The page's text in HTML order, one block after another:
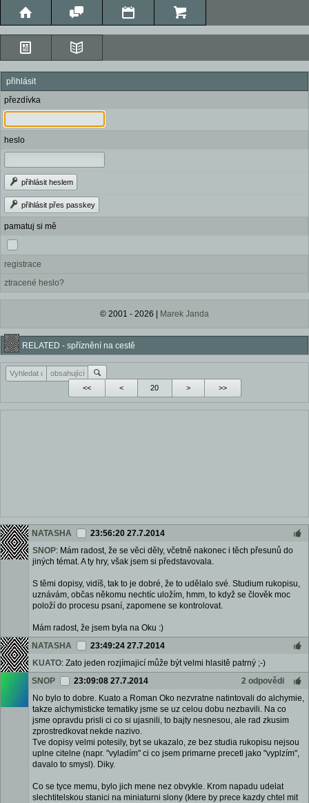
přihlásit
přezdívka
heslo
přihlásit heslem
přihlásit přes passkey
pamatuj si mě
registrace
ztracené heslo?
© 2001 - 2026 | Marek Janda
RELATED - spříznění na cestě
<< < > >>
NATASHA
23:56:20 27.7.2014
SNOP: Mám radost, že se věci děly, včetně nakonec i těch přesunů do
jiných témat. A ty hry, však jsem si představovala.
S těmi dopisy, vidíš, tak to je dobré, že to udělalo své. Studium rukopisu,
uznávám, občas někomu nechtíc uložím, hmm, to když se člověk moc
položí do procesu psaní, zapomene se kontrolovat.
Mám radost, že jsem byla na Oku :)
NATASHA
23:49:24 27.7.2014
KUATO: Zato jeden rozjímajicí může být velmi hlasitě patrný ;-)
SNOP
23:09:08 27.7.2014
2 odpovědi
No bylo to dobre. Kuato a Roman Oko nezvratne natintovali do alchymie,
takze alchymisticke tematiky jsme se uz celou dobu nezbavili. Na co
jsme opravdu prisli ci co si ujasnili, to bajty nesnesou, ale rad zkusim
zprostredkovat nekde nazivo.
Tve dopisy velmi potesily, byt se ukazalo, ze bez studia rukopisu nejsou
uplne citelne (napr. "vyladím" ci co jsem primarne precetl jako "vyplzím",
davalo to smysl). Diky.
Co se tyce memu, bylo jich mene nez obvykle. Krom napadu udelat
slechtitelskou stanici na miniaturni slony (ktere by prece kazdy chtel mit